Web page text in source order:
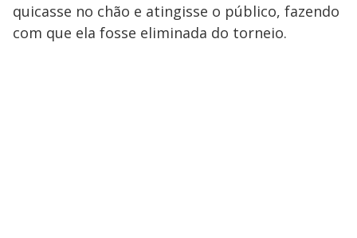
quicasse no chão e atingisse o público, fazendo
com que ela fosse eliminada do torneio.